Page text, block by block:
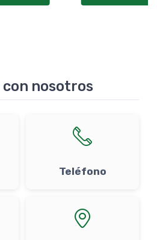
con nosotros
Teléfono